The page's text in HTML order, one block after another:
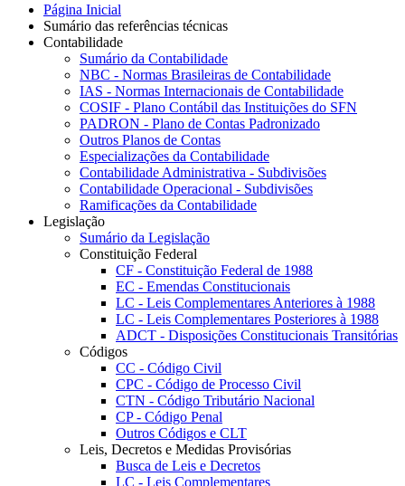
Página Inicial
Sumário das referências técnicas
Contabilidade
Sumário da Contabilidade
NBC - Normas Brasileiras de Contabilidade
IAS - Normas Internacionais de Contabilidade
COSIF - Plano Contábil das Instituições do SFN
PADRON - Plano de Contas Padronizado
Outros Planos de Contas
Especializações da Contabilidade
Contabilidade Administrativa - Subdivisões
Contabilidade Operacional - Subdivisões
Ramificações da Contabilidade
Legislação
Sumário da Legislação
Constituição Federal
CF - Constituição Federal de 1988
EC - Emendas Constitucionais
LC - Leis Complementares Anteriores à 1988
LC - Leis Complementares Posteriores à 1988
ADCT - Disposições Constitucionais Transitórias
Códigos
CC - Código Civil
CPC - Código de Processo Civil
CTN - Código Tributário Nacional
CP - Código Penal
Outros Códigos e CLT
Leis, Decretos e Medidas Provisórias
Busca de Leis e Decretos
LC - Leis Complementares